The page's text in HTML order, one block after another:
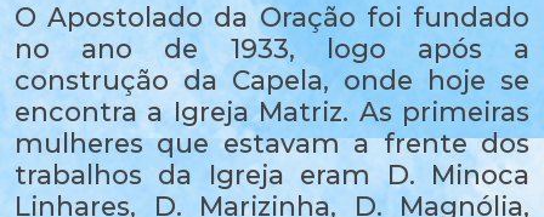
O Apostolado da Oração foi fundado
no ano de 1933, logo após a
construção da Capela, onde hoje se
encontra a Igreja Matriz. As primeiras
mulheres que estavam a frente dos
trabalhos da Igreja eram D. Minoca
Linhares, D. Marizinha, D. Magnólia,